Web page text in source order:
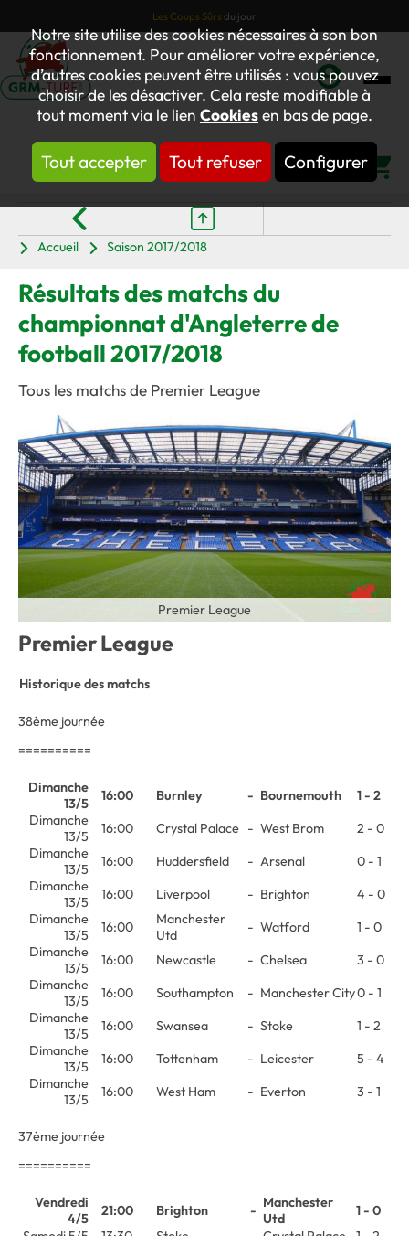
Notre site utilise des cookies nécessaires à son bon
fonctionnement. Pour améliorer votre expérience,
d’autres cookies peuvent être utilisés : vous pouvez
choisir de les désactiver. Cela reste modifiable à
tout moment via le lien Cookiesen bas de page.
Tout accepter Tout refuser Configurer
Les Coups Sûrs du jour
Mon
compte
Accueil Saison 2017/2018
Résultats des matchs du
championnat d'Angleterre de
football 2017/2018
Tous les matchs de Premier League
Premier League
Premier League
Historique des matchs
38ème journée
==========
Dimanche
13/5
16:00 Burnley - Bournemouth
1 - 2
Dimanche
13/5
16:00 Crystal Palace - West Brom
2 - 0
Dimanche
13/5
16:00 Huddersfield - Arsenal
0 - 1
Dimanche
13/5
16:00 Liverpool - Brighton
4 - 0
Dimanche
13/5
16:00
Manchester
Utd
- Watford
1 - 0
Dimanche
13/5
16:00 Newcastle - Chelsea
3 - 0
Dimanche
13/5
16:00 Southampton - Manchester City0 - 1
Dimanche
13/5
16:00 Swansea - Stoke
1 - 2
Dimanche
13/5
16:00 Tottenham - Leicester
5 - 4
Dimanche
13/5
16:00 West Ham - Everton 3 - 1
37ème journée
==========
Vendredi
4/5
21:00 Brighton - Manchester
Utd
1 - 0